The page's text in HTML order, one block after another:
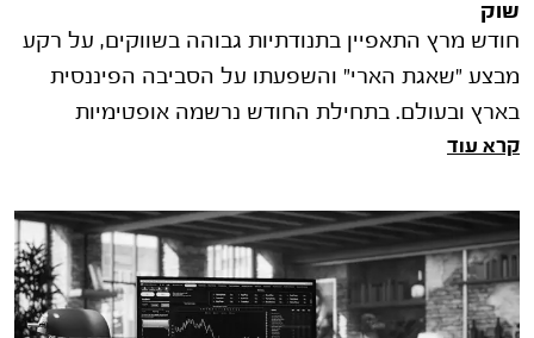
שוק
חודש מרץ התאפיין בתנודתיות גבוהה בשווקים, על רקע
מבצע "שאגת הארי" והשפעתו על הסביבה הפיננסית
בארץ ובעולם. בתחילת החודש נרשמה אופטימיות
בשווקים, אך בהמשך, עם התמשכות ה
קרא עוד